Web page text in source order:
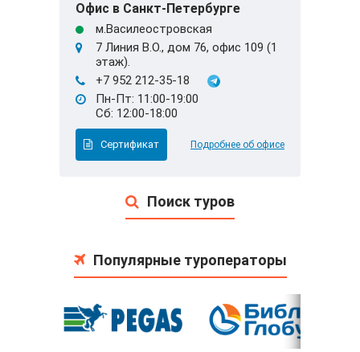
Поиск туров
Офис в Санкт-Петербурге
м.Василеостровская
7 Линия В.О., дом 76, офис 109 (1
этаж).
+7 952 212-35-18
Пн-Пт: 11:00-19:00
Сб: 12:00-18:00
Сертификат Подробнее об офисе
Популярные туроператоры